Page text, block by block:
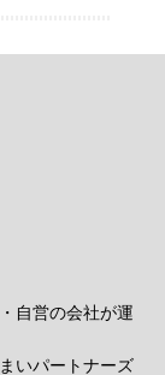
自営の会社が運
いパートナーズ